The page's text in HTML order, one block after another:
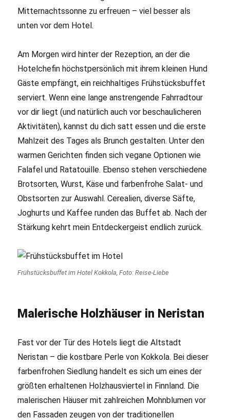
Mitternachtssonne zu erfreuen – viel besser als
unten vor dem Hotel.
Am Morgen wird hinter der Rezeption, an der die
Hotelchefin höchstpersönlich mit ihrem kleinen Hund
Gäste empfängt, ein reichhaltiges Frühstücksbuffet
serviert. Wenn eine lange anstrengende Fahrradtour
vor dir liegt (und natürlich auch vor beschaulicheren
Aktivitäten), kannst du dich satt essen und die erste
Mahlzeit des Tages als Brunch gestalten. Unter den
warmen Gerichten finden sich vegane Optionen wie
Falafel und Ratatouille. Ebenso stehen verschiedene
Brotsorten, Wurst, Käse und farbenfrohe Salat- und
Obstsorten zur Auswahl. Cerealien, diverse Säfte,
Joghurts und Kaffee runden das Buffet ab. Nach der
Stärkung kehrt mein Entdeckergeist endlich zurück.
Frühstücksbuffet im Hotel Kokkola, Foto: Reise-Liebe
Malerische Holzhäuser in Neristan
Fast vor der Tür des Hotels liegt die Altstadt
Neristan – die kostbare Perle von Kokkola. Bei dieser
farbenfrohen Siedlung handelt es sich um eines der
größten erhaltenen Holzhausviertel in Finnland. Die
malerischen Häuser mit zahlreichen Mohnblumen vor
den Fassaden zeugen von der traditionellen